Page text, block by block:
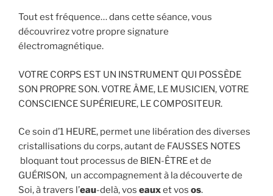
Tout est fréquence… dans cette séance, vous
découvrirez votre propre signature
électromagnétique.
VOTRE CORPS EST UN INSTRUMENT QUI POSSÈDE
SON PROPRE SON. VOTRE ÂME, LE MUSICIEN, VOTRE
CONSCIENCE SUPÉRIEURE, LE COMPOSITEUR.
Ce soin d’1 HEURE, permet une libération des diverses
cristallisations du corps, autant de FAUSSES NOTES
bloquant tout processus de BIEN-ÊTRE et de
GUÉRISON, un accompagnement à la découverte de
Soi, à travers l’eau-delà, vos eauxet vos os.